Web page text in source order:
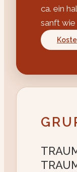
ca. ein
sanft wie